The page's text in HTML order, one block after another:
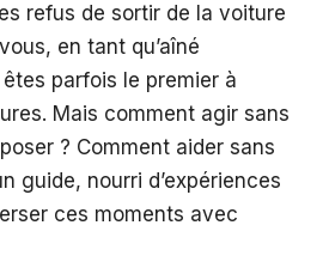
refus de sortir de la voiture
en tant qu’aîné
parfois le premier à
Mais comment agir sans
? Comment aider sans
guide, nourri d’expériences
ces moments avec